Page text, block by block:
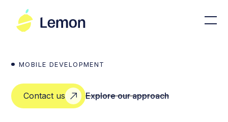
MOBILE DEVELOPMENT
Contact us Explore our approach